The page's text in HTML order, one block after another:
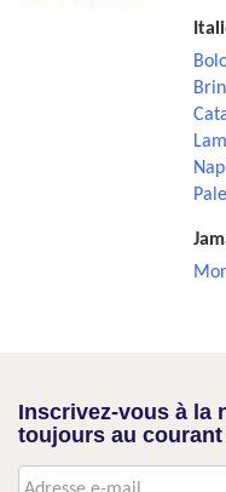
Inscrivez-vous à la
toujours au